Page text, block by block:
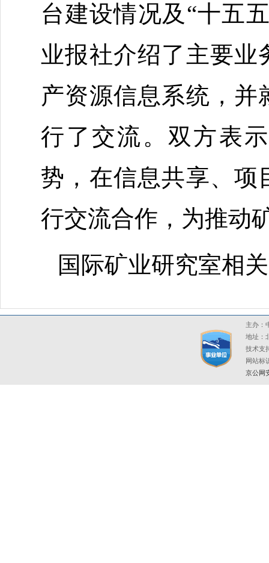
台建设情况及 “十五
业报社介绍了主要业
产资源信息系统，并
行了交流。双方表
势，在信息共享、项
行交流合作，为推动
国际矿业研究室相
主办：
地址：
技术支
网站标
京公网